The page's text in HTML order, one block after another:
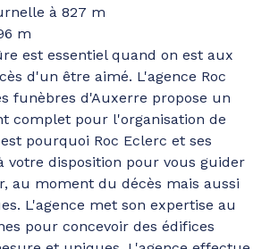
à 827 m
m
est essentiel quand on est aux
d'un être aimé. L'agence Roc
funèbres d'Auxerre propose un
complet pour l'organisation de
pourquoi Roc Eclerc et ses
votre disposition pour vous guider
au moment du décès mais aussi
L'agence met son expertise au
pour concevoir des édifices